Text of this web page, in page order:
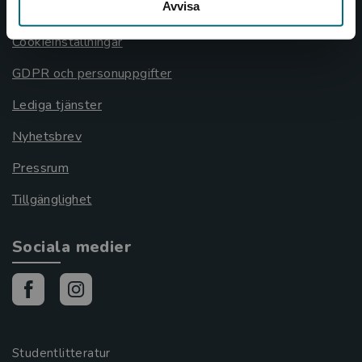
Avvisa
Cookieinställningar
GDPR och personuppgifter
Lediga tjänster
Nyhetsbrev
Pressrum
Tillgänglighet
Sociala medier
Studentlitteratur